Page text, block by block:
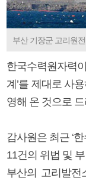
부산 기장군 고리원
한국수력원자력
계’를 제대로 사
영해 온 것으로
감사원은 최근 ‘
11건의 위법 및
부산의 고리발